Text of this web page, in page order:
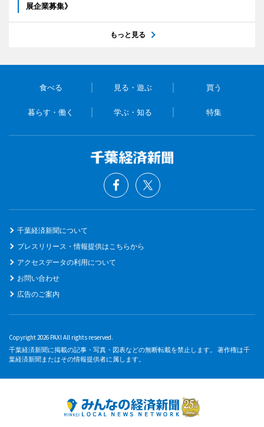
展企業募集》
もっと見る
食べる 見る・遊ぶ 買う
暮らす・働く 学ぶ・知る 特集
千葉経済新聞について
プレスリリース・情報提供はこちらから
アクセスデータの利用について
お問い合わせ
広告のご案内
Copyright 2026 PAXI All rights reserved.
千葉経済新聞に掲載の記事・写真・図表などの無断転載を禁止します。 著作権は千
葉経済新聞またはその情報提供者に属します。